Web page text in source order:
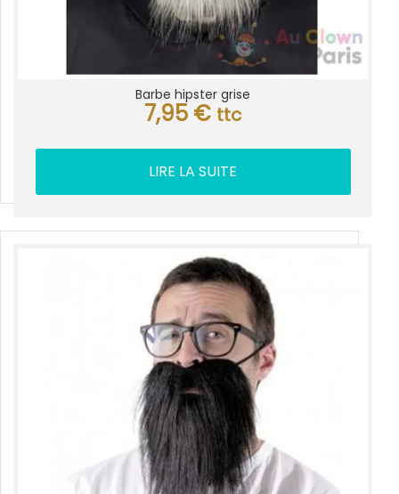
Barbe hipster grise
7,95 € ttc
LIRE LA SUITE